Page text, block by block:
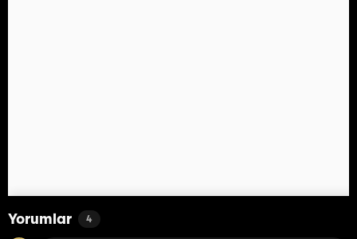
Yorumlar 4